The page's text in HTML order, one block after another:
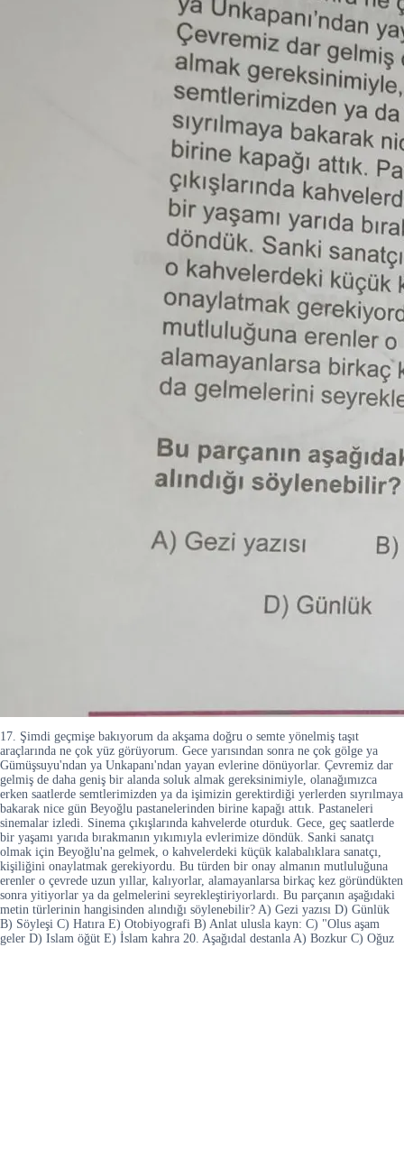
17. Şimdi geçmişe bakıyorum da akşama doğru o semte yönelmiş taşıt
araçlarında ne çok yüz görüyorum. Gece yarısından sonra ne çok gölge ya
Gümüşsuyu'ndan ya Unkapanı'ndan yayan evlerine dönüyorlar. Çevremiz dar
gelmiş de daha geniş bir alanda soluk almak gereksinimiyle, olanağımızca
erken saatlerde semtlerimizden ya da işimizin gerektirdiği yerlerden sıyrılmaya
bakarak nice gün Beyoğlu pastanelerinden birine kapağı attık. Pastaneleri
sinemalar izledi. Sinema çıkışlarında kahvelerde oturduk. Gece, geç saatlerde
bir yaşamı yarıda bırakmanın yıkımıyla evlerimize döndük. Sanki sanatçı
olmak için Beyoğlu'na gelmek, o kahvelerdeki küçük kalabalıklara sanatçı,
kişiliğini onaylatmak gerekiyordu. Bu türden bir onay almanın mutluluğuna
erenler o çevrede uzun yıllar, kalıyorlar, alamayanlarsa birkaç kez göründükten
sonra yitiyorlar ya da gelmelerini seyrekleştiriyorlardı. Bu parçanın aşağıdaki
metin türlerinin hangisinden alındığı söylenebilir? A) Gezi yazısı D) Günlük
B) Söyleşi C) Hatıra E) Otobiyografi B) Anlat ulusla kayn: C) "Olus aşam
geler D) Islam öğüt E) İslam kahra 20. Aşağıdal destanla A) Bozkur C) Oğuz